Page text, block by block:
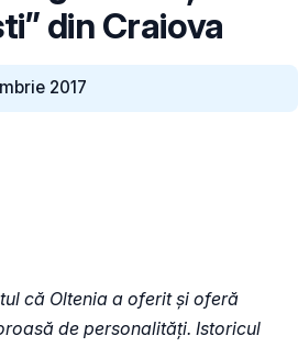
din Craiova
2017
că Oltenia a oferit și oferă
de personalități. Istoricul